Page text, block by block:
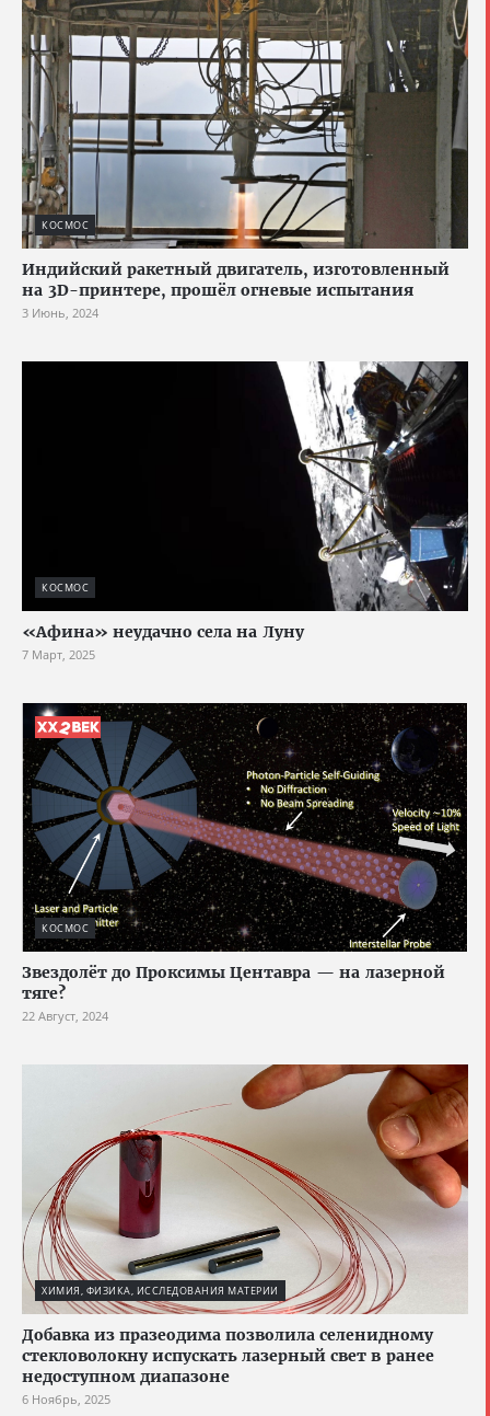
КОСМОС
Индийский ракетный двигатель, изготовленный
на 3D-принтере, прошёл огневые испытания
3 Июнь, 2024
КОСМОС
«Афина» неудачно села на Луну
7 Март, 2025
КОСМОС
Звездолёт до Проксимы Центавра — на лазерной
тяге?
22 Август, 2024
ХИМИЯ, ФИЗИКА, ИССЛЕДОВАНИЯ МАТЕРИИ
Добавка из празеодима позволила селенидному
стекловолокну испускать лазерный свет в ранее
недоступном диапазоне
6 Ноябрь, 2025